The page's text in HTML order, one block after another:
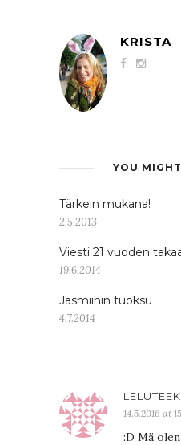
KRISTA
YOU
Tärkein mukana!
2.5.2013
Viesti 21 vuoden
19.6.2014
Jasmiinin tuoksu
4.7.2014
14.5.2016 at
:D Mä